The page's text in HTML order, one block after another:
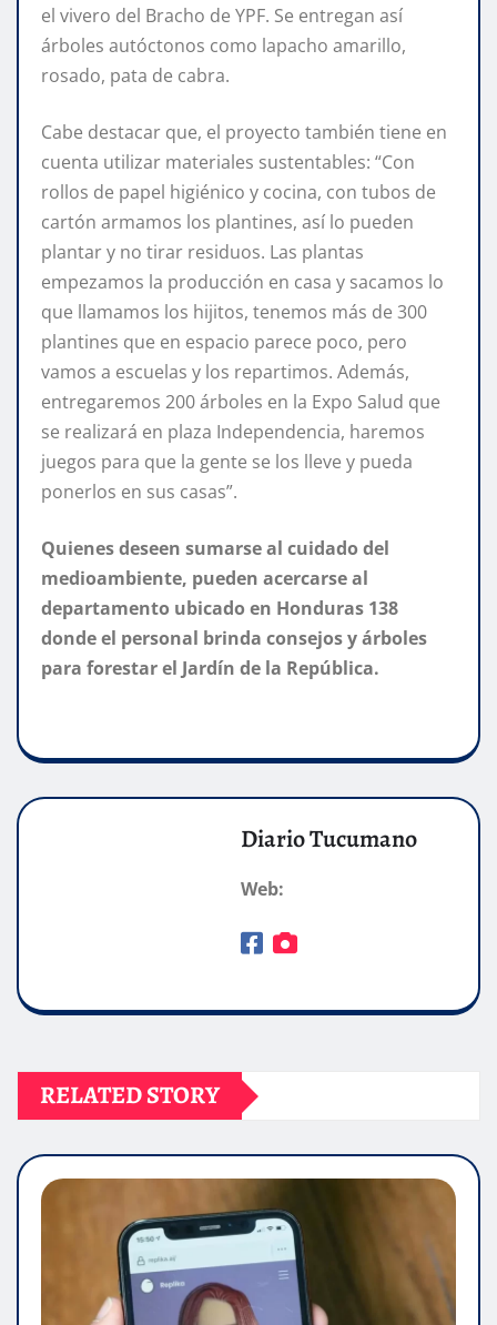
el vivero del Bracho de YPF. Se entregan así
árboles autóctonos como lapacho amarillo,
rosado, pata de cabra.
Cabe destacar que, el proyecto también tiene en
cuenta utilizar materiales sustentables: “Con
rollos de papel higiénico y cocina, con tubos de
cartón armamos los plantines, así lo pueden
plantar y no tirar residuos. Las plantas
empezamos la producción en casa y sacamos lo
que llamamos los hijitos, tenemos más de 300
plantines que en espacio parece poco, pero
vamos a escuelas y los repartimos. Además,
entregaremos 200 árboles en la Expo Salud que
se realizará en plaza Independencia, haremos
juegos para que la gente se los lleve y pueda
ponerlos en sus casas”.
Quienes deseen sumarse al cuidado del
medioambiente, pueden acercarse al
departamento ubicado en Honduras 138
donde el personal brinda consejos y árboles
para forestar el Jardín de la República.
Diario Tucumano
Web:
RELATED STORY